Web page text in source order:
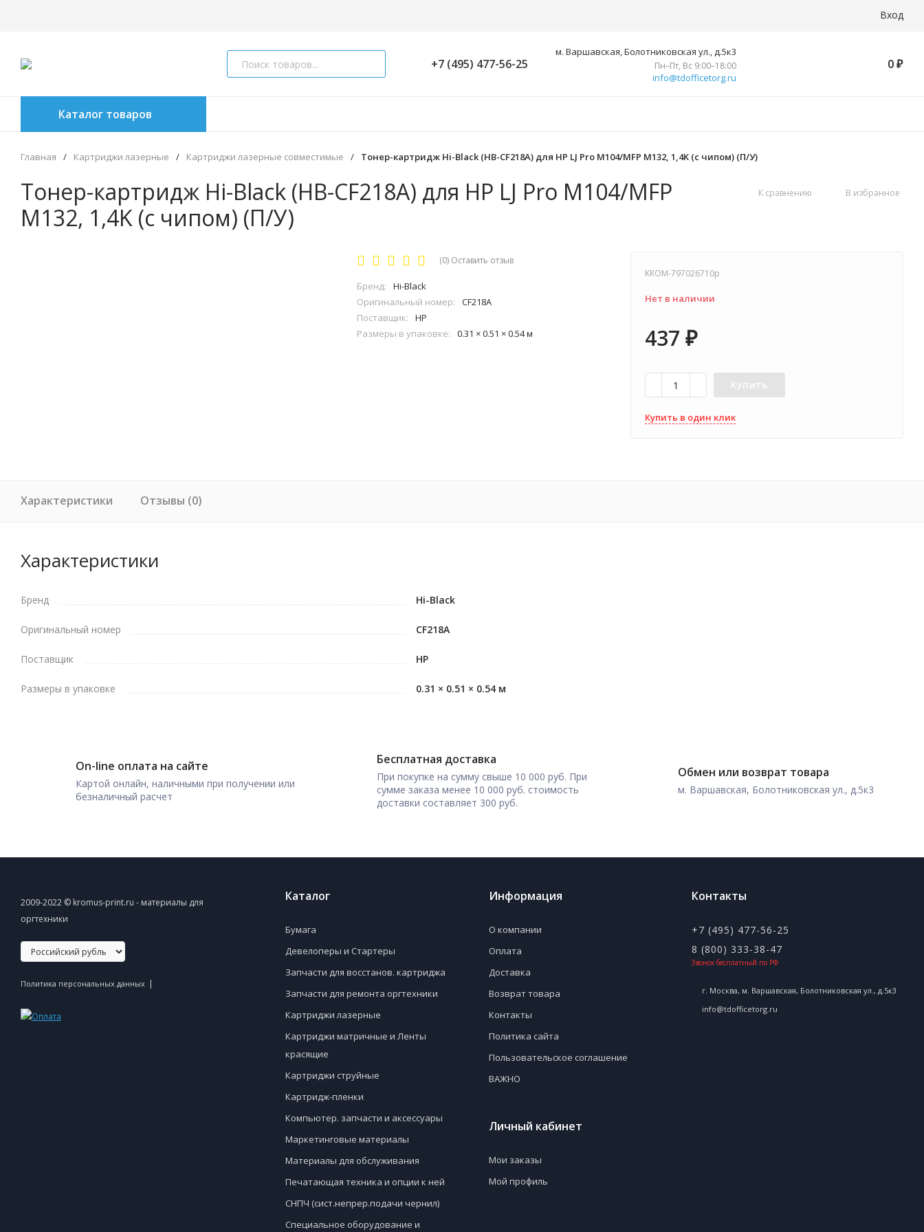
Вход
+7 (495) 477-56-25
м. Варшавская, Болотниковская ул., д.5к3
Пн–Пт, Вс 9:00–18:00
info@tdofficetorg.ru
0 ₽
Каталог товаров
Главная / Картриджи лазерные / Картриджи лазерные совместимые / Тонер-картридж Hi-Black (HB-CF218A) для HP LJ Pro M104/MFP M132, 1,4K (с чипом) (П/У)
Тонер-картридж Hi-Black (HB-CF218A) для HP LJ Pro M104/MFP
M132, 1,4K (с чипом) (П/У)
К сравнению В избранное
(0) Оставить отзыв
Бренд:
Hi-Black
Оригинальный номер:
CF218A
Поставщик:
HP
Размеры в упаковке:
0.31 × 0.51 × 0.54 м
KROM-797026710p
Нет в наличии
437 ₽
Купить
Купить в один клик
Характеристики Отзывы (0)
Характеристики
Бренд Hi-Black
Оригинальный номер CF218A
Поставщик HP
Размеры в упаковке 0.31 × 0.51 × 0.54 м
On-line оплата на сайте
Картой онлайн, наличными при получении или
безналичный расчет
Бесплатная доставка
При покупке на сумму свыше 10 000 руб. При
сумме заказа менее 10 000 руб. стоимость
доставки составляет 300 руб.
Обмен или возврат товара
м. Варшавская, Болотниковская ул., д.5к3
2009-2022 © kromus-print.ru - материалы для
оргтехники
Политика персональных данных |
Каталог
Бумага
Девелоперы и Стартеры
Запчасти для восстанов. картриджа
Запчасти для ремонта оргтехники
Картриджи лазерные
Картриджи матричные и Ленты
красящие
Картриджи струйные
Картридж-пленки
Компьютер. запчасти и аксессуары
Маркетинговые материалы
Материалы для обслуживания
Печатающая техника и опции к ней
СНПЧ (сист.непрер.подачи чернил)
Специальное оборудование и
Информация
О компании
Оплата
Доставка
Возврат товара
Контакты
Политика сайта
Пользовательское соглашение
ВАЖНО
Личный кабинет
Мои заказы
Мой профиль
Контакты
+7 (495) 477-56-25
8 (800) 333-38-47
Звонок бесплатный по РФ
г. Москва, м. Варшавская, Болотниковская ул., д.5к3
info@tdofficetorg.ru